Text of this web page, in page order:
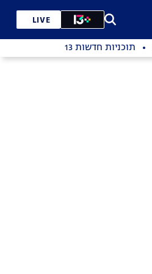
LIVE
תוכניות חדשות 13